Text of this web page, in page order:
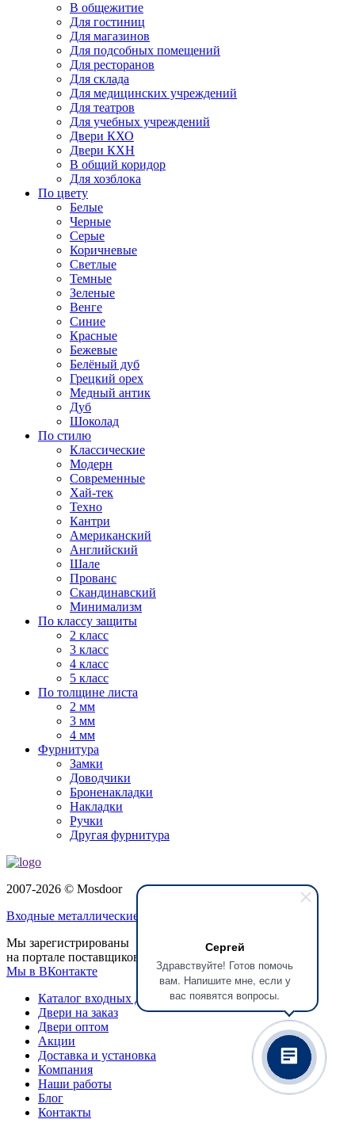
Сергей
Здравствуйте! Готов помочь
вам. Напишите мне, если у
вас появятся вопросы.
В общежитие
Для гостиниц
Для магазинов
Для подсобных помещений
Для ресторанов
Для склада
Для медицинских учреждений
Для театров
Для учебных учреждений
Двери КХО
Двери КХН
В общий коридор
Для хозблока
По цвету
Белые
Черные
Серые
Коричневые
Светлые
Темные
Зеленые
Венге
Синие
Красные
Бежевые
Белёный дуб
Грецкий орех
Медный антик
Дуб
Шоколад
По стилю
Классические
Модерн
Современные
Хай-тек
Техно
Кантри
Американский
Английский
Шале
Прованс
Скандинавский
Минимализм
По классу защиты
2 класс
3 класс
4 класс
5 класс
По толщине листа
2 мм
3 мм
4 мм
Фурнитура
Замки
Доводчики
Броненакладки
Накладки
Ручки
Другая фурнитура
2007-2026 © Mosdoor
Входные металлические двери
Мы зарегистрированы
на портале поставщиков
Мы в ВКонтакте
Каталог входных дверей
Двери на заказ
Двери оптом
Акции
Доставка и установка
Компания
Наши работы
Блог
Контакты